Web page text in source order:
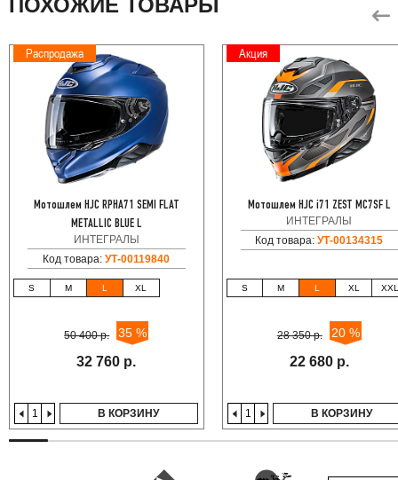
Распродажа
Мотошлем HJC RPHA71 SEMI FLAT
METALLIC BLUE L
ИНТЕГРАЛЫ
Код товара:УТ-00119840
S M L XL
50 400 р. 35 %
32 760 р.
В КОРЗИНУ
Акция
Мотошлем HJC i71 ZEST MC7SF L
ИНТЕГРАЛЫ
Код товара:УТ-00134315
S M L XL XXL
28 350 р. 20 %
22 680 р.
В КОРЗИНУ